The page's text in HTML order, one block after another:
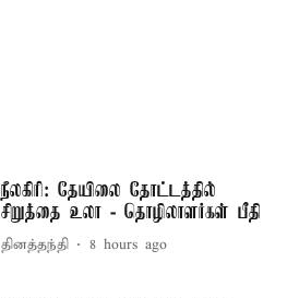
நீலகிரி: தேயிலை தோட்டத்தில்
சிறுத்தை உலா - தொழிலாளர்கள் பீதி
தினத்தந்தி 8 hours ago